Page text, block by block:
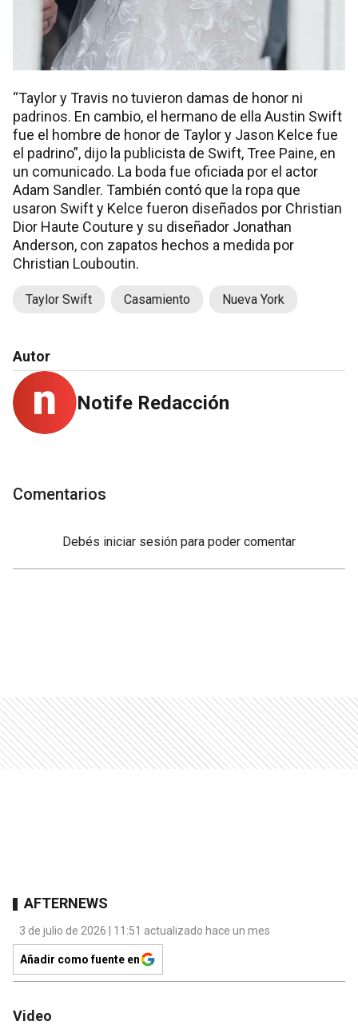
“Taylor y Travis no tuvieron damas de honor ni
padrinos. En cambio, el hermano de ella Austin Swift
fue el hombre de honor de Taylor y Jason Kelce fue
el padrino”, dijo la publicista de Swift, Tree Paine, en
un comunicado. La boda fue oficiada por el actor
Adam Sandler. También contó que la ropa que
usaron Swift y Kelce fueron diseñados por Christian
Dior Haute Couture y su diseñador Jonathan
Anderson, con zapatos hechos a medida por
Christian Louboutin.
Taylor Swift Casamiento Nueva York
Autor
Notife Redacción
Comentarios
Debés iniciar sesión para poder comentar
AFTERNEWS
3 de julio de 2026 | 11:51 actualizado hace un mes
Añadir como fuente en
Video